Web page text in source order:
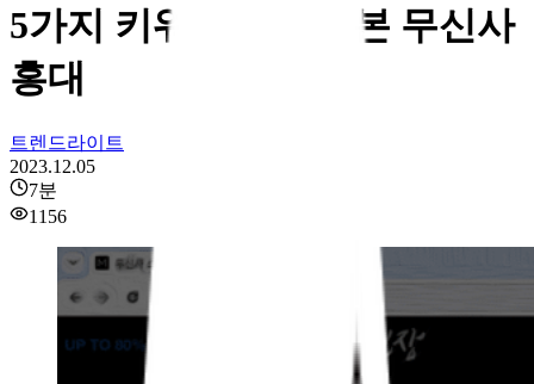
5가지 키워드로 알아본 무신사
홍대
트렌드라이트
2023.12.05
7분
1156